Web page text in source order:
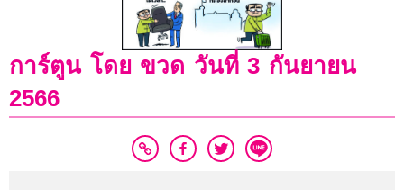
การ์ตูน โดย ขวด วันที่ 3 กันยายน
2566